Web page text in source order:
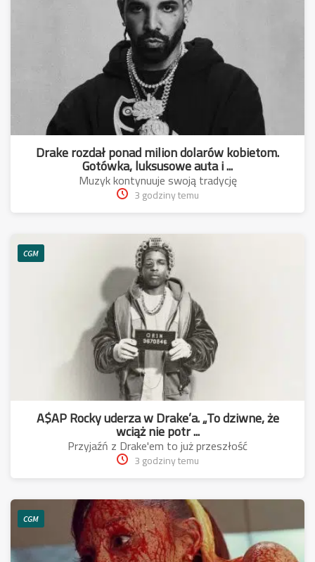
Drake rozdał ponad milion dolarów kobietom.
Gotówka, luksusowe auta i ...
Muzyk kontynuuje swoją tradycję
3 godziny temu
CGM
A$AP Rocky uderza w Drake’a. „To dziwne, że
wciąż nie potr ...
Przyjaźń z Drake'em to już przeszłość
3 godziny temu
CGM